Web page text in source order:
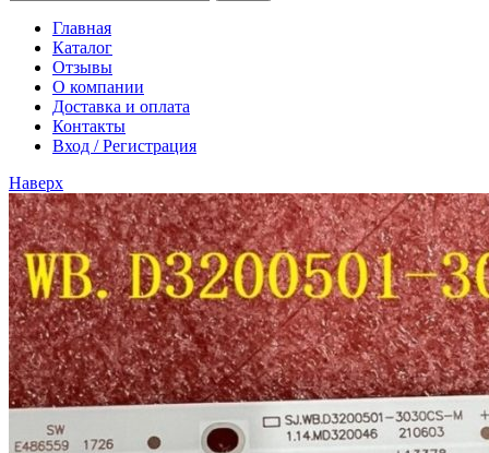
Главная
Каталог
Отзывы
О компании
Доставка и оплата
Контакты
Вход / Регистрация
Наверх